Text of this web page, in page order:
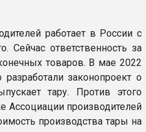
работает в России с
Сейчас ответственность за
товаров. В мае 2022
законопроект о
тару. Против этого
Ассоциации производителей
производства тары на